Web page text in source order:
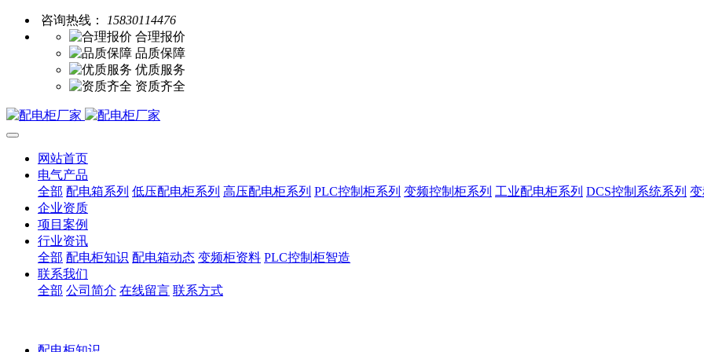
咨询热线：
15830114476
合理报价
品质保障
优质服务
资质齐全
网站首页
电气产品
全部 配电箱系列 低压配电柜系列 高压配电柜系列 PLC控制柜系列 变频控制柜系列 工业配电柜系列 DCS控制系统系列
企业资质
项目案例
行业资讯
全部 配电柜知识 配电箱动态 变频柜资料 PLC控制柜智造
联系我们
全部 公司简介 在线留言 联系方式